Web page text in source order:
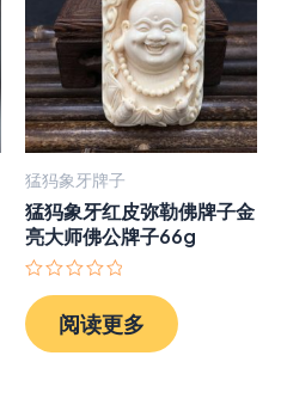
猛犸象牙牌子
猛犸象牙红皮弥勒佛牌子金
亮大师佛公牌子66g
分
0
&sol;
阅读更多